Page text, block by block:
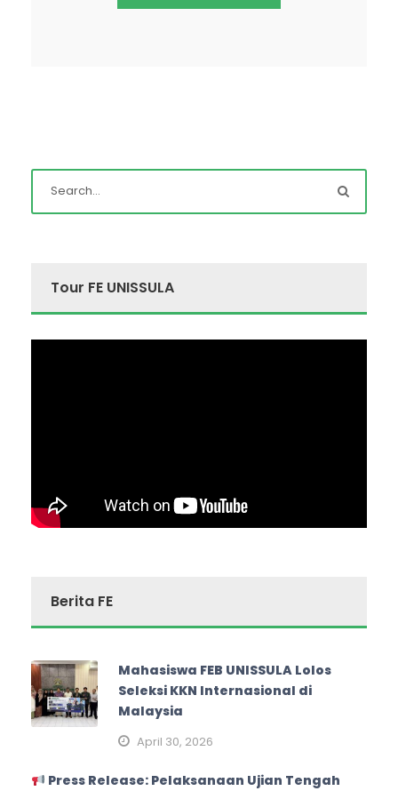
Tour FE UNISSULA
Berita FE
Mahasiswa FEB UNISSULA Lolos
Seleksi KKN Internasional di
Malaysia
April 30, 2026
Press Release: Pelaksanaan Ujian Tengah